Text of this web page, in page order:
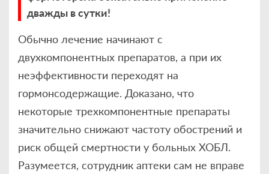
дважды в сутки!
Обычно лечение начинают с
двухкомпонентных препаратов, а при их
неэффективности переходят на
гормонсодержащие. Доказано, что
некоторые трехкомпонентные препараты
значительно снижают частоту обострений и
риск общей смертности у больных ХОБЛ.
Разумеется, сотрудник аптеки сам не вправе